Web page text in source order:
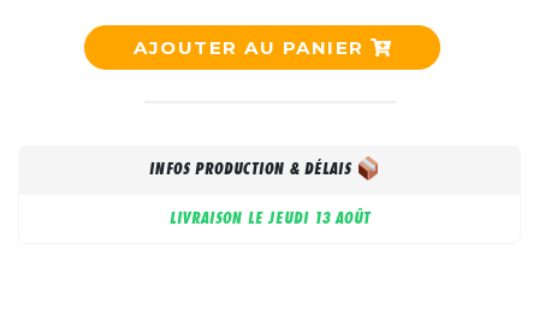
AJOUTER AU PANIER
INFOS PRODUCTION & DÉLAIS
LIVRAISON LEJEUDI 13 AOÛT